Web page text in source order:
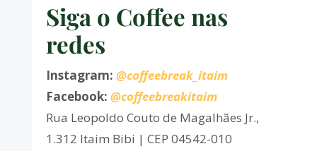
Siga o Coffee nas
redes
Instagram: @coffeebreak_itaim
Facebook: @coffeebreakitaim
Rua Leopoldo Couto de Magalhães Jr.,
1.312 Itaim Bibi | CEP 04542-010